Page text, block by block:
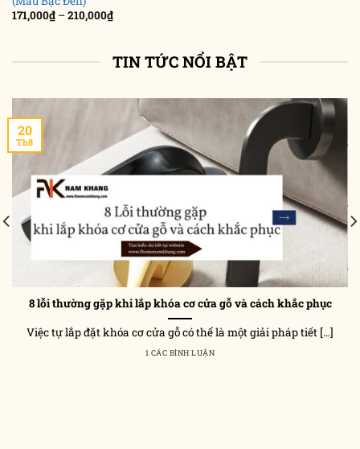
171,000₫ –210,000₫Khoảng
giá:
đến
210,000₫
TIN TỨC NỔI BẬT
8 lỗi thường gặp khi lắp khóa cơ cửa gỗ và cách khắc phục
Việc tự lắp đặt khóa cơ cửa gỗ có thể là một giải pháp tiết [...]
1 CÁC BÌNH LUẬN
20
Th8